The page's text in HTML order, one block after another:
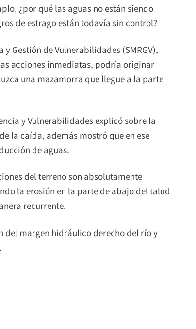
¿por qué las aguas no están siendo
de estrago están todavía sin control?
Gestión de Vulnerabilidades (SMRGV),
acciones inmediatas, podría originar
una mazamorra que llegue a la parte
y Vulnerabilidades explicó sobre la
la caída, además mostró que en ese
de aguas.
del terreno son absolutamente
la erosión en la parte de abajo del talud
recurrente.
del margen hidráulico derecho del río y